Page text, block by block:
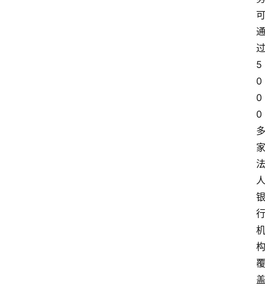
可
通
过
5
0
0
0
多
家
法
人
银
行
机
构
覆
盖